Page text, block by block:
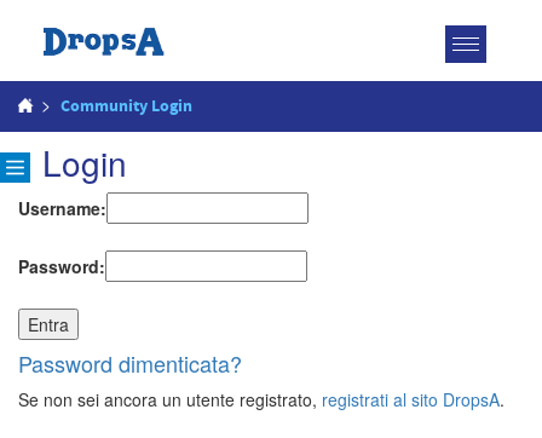
Attiva
> Community Login
Login
Username:
Password:
Password dimenticata?
Se non sei ancora un utente registrato, registrati al sito DropsA.